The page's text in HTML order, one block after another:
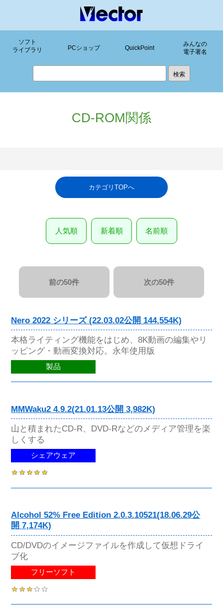
ソフト
ライブラリ
PCショップ QuickPoint
みんなの
電子署名
CD-ROM関係
カテゴリTOPへ
人気順 新着順 名前順
前の50件 次の50件
Nero 2022 シリーズ (22.03.02公開 144,554K)
本格ライティング機能をはじめ、8K動画の編集やリ
ッピング・動画変換対応。永年使用版
製品
MMWaku2 4.9.2(21.01.13公開 3,982K)
山と積まれたCD-R、DVD-Rなどのメディア管理を楽
しくする
シェアウェア
Alcohol 52% Free Edition 2.0.3.10521(18.06.29公
開 7,174K)
CD/DVDのイメージファイルを作成して仮想ドライ
ブ化
フリーソフト